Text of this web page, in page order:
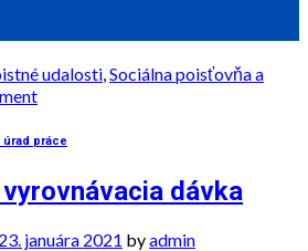
udalosti Sociálna poisťovňa a
úrad práce
dávka
januára 2021 byadmin